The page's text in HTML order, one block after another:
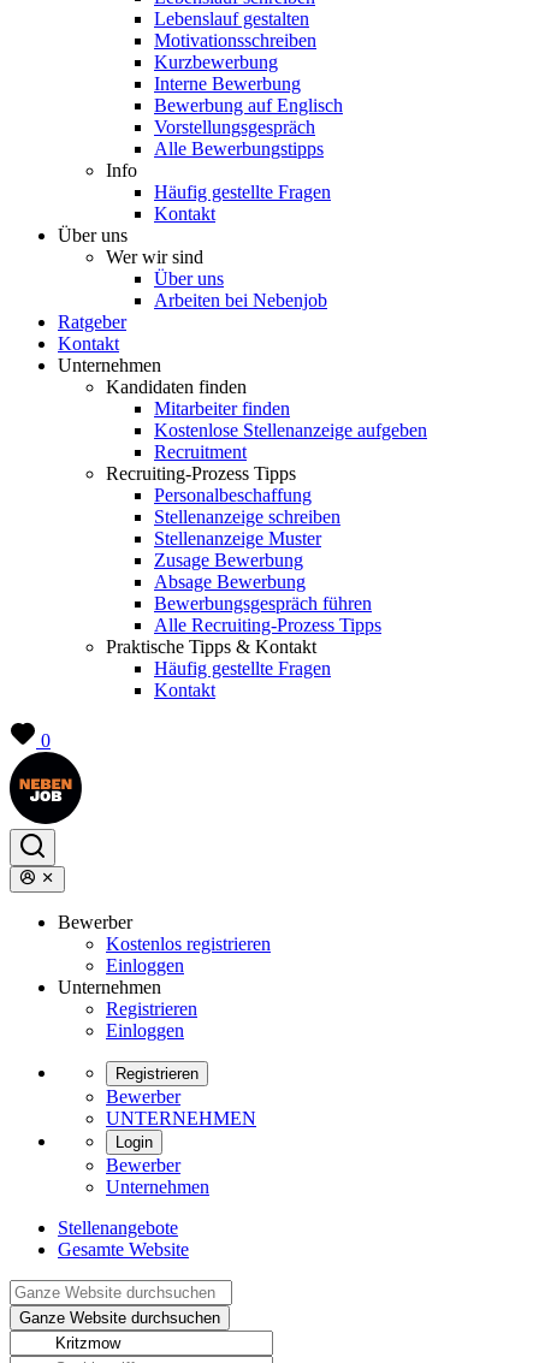
Lebenslauf gestalten
Motivationsschreiben
Kurzbewerbung
Interne Bewerbung
Bewerbung auf Englisch
Vorstellungsgespräch
Alle Bewerbungstipps
Info
Häufig gestellte Fragen
Kontakt
Über uns
Wer wir sind
Über uns
Arbeiten bei Nebenjob
Ratgeber
Kontakt
Unternehmen
Kandidaten finden
Mitarbeiter finden
Kostenlose Stellenanzeige aufgeben
Recruitment
Recruiting-Prozess Tipps
Personalbeschaffung
Stellenanzeige schreiben
Stellenanzeige Muster
Zusage Bewerbung
Absage Bewerbung
Bewerbungsgespräch führen
Alle Recruiting-Prozess Tipps
Praktische Tipps & Kontakt
Häufig gestellte Fragen
Kontakt
0
Bewerber
Kostenlos registrieren
Einloggen
Unternehmen
Registrieren
Einloggen
Registrieren
Bewerber
UNTERNEHMEN
Login
Bewerber
Unternehmen
Stellenangebote
Gesamte Website